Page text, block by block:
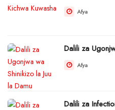
Afya
Dalili za
Afya
Dalili za